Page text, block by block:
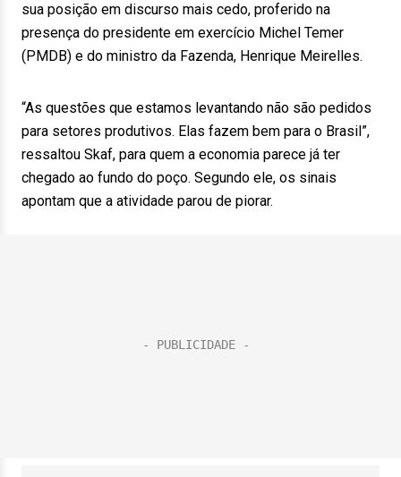
sua posição em discurso mais cedo, proferido na
presença do presidente em exercício Michel Temer
(PMDB) e do ministro da Fazenda, Henrique Meirelles.
“As questões que estamos levantando não são pedidos
para setores produtivos. Elas fazem bem para o Brasil”,
ressaltou Skaf, para quem a economia parece já ter
chegado ao fundo do poço. Segundo ele, os sinais
apontam que a atividade parou de piorar.